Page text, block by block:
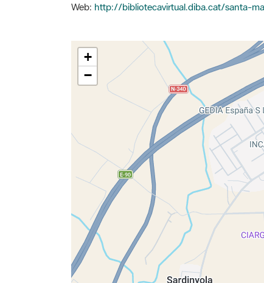
Web: http://bibliotecavirtual.diba.cat/santa-
+
−